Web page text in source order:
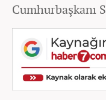
Cumhurbaşkanı